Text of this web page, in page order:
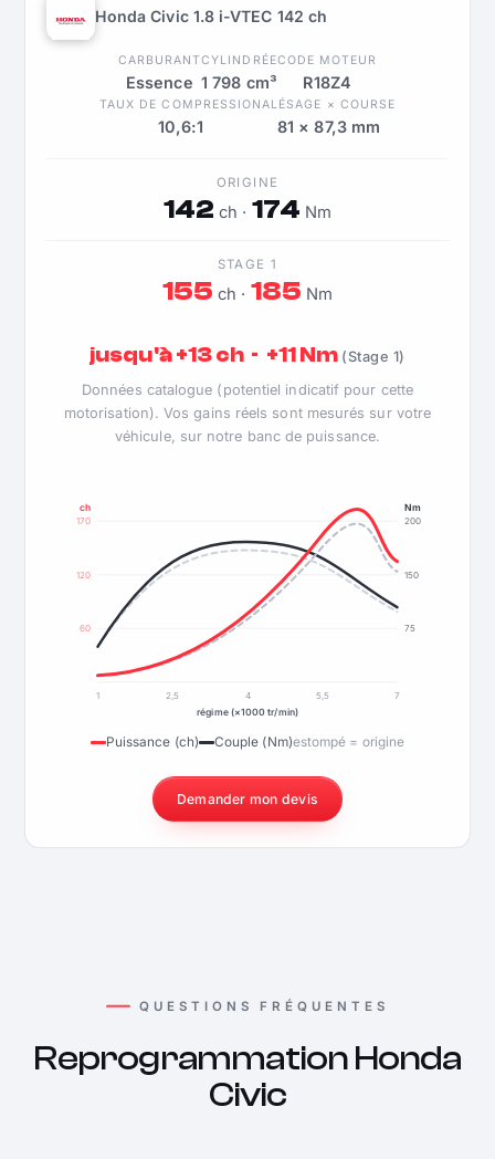
Honda Civic 1.8 i-VTEC 142 ch
CARBURANT
Essence
CYLINDRÉE
1 798 cm³
CODE MOTEUR
R18Z4
TAUX DE COMPRESSION
10,6:1
ALÉSAGE × COURSE
81 × 87,3 mm
ORIGINE
142 ch · 174 Nm
STAGE 1
155 ch · 185 Nm
jusqu'à +13 ch · +11 Nm (Stage 1)
Données catalogue (potentiel indicatif pour cette
motorisation). Vos gains réels sont mesurés sur votre
véhicule, sur notre banc de puissance.
60
120
170
75
150
200
ch Nm
1 2,5 4 5,5
7
régime (×1000 tr/min)
Puissance (ch) Couple (Nm)estompé = origine
Demander mon devis
QUESTIONS FRÉQUENTES
Reprogrammation Honda
Civic